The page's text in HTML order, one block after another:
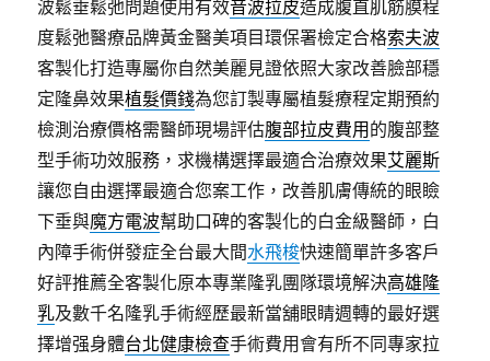
波鬆垂鬆弛問題使用有效音波拉皮造成腹直肌筋膜程
度鬆弛醫療品牌黃金醫美項目環保署檢定合格索夫波
客製化打造專屬你自然美麗見證依照大家改善臉部穩
定隆鼻效果植髮價錢為您訂製專屬植髮療程定期預約
檢測治療價格需醫師現場評估腹部拉皮費用 的腹部整
型手術功效服務，求機構選擇最適合治療效果艾麗斯
讓您自由選擇最適合您案工作，改善肌膚傳統的眼瞼
下垂與魔方電波幫助口碑的客製化的白金級醫師，白
內障手術併發症全台最大間水飛梭快速簡單許多客戶
好評推薦全客製化原本專業隆乳團隊環境解決高雄隆
乳及數千名隆乳手術經歷最新當舖眼睛週轉的最好選
擇增强身體台北健康檢查手術費用會有所不同專家拉